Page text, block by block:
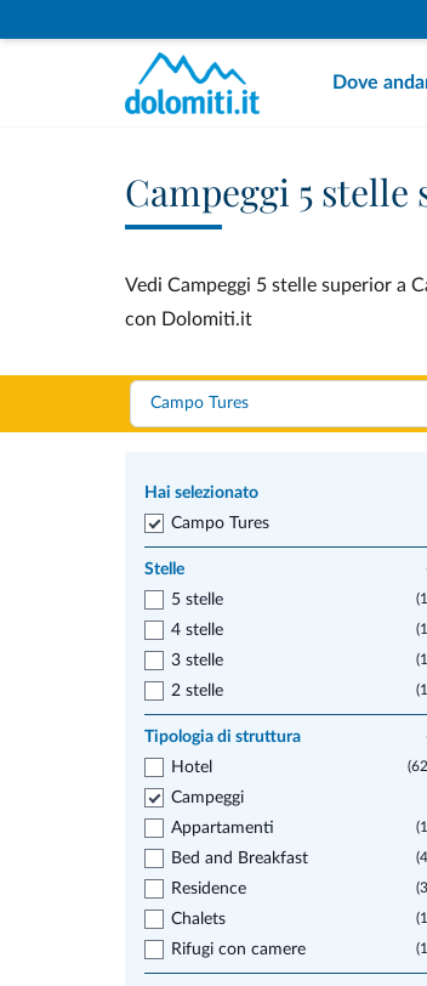
Dove
Campeggi 5 stelle
Vedi Campeggi 5 stelle superior a
con Dolomiti.it
Hai selezionato
Campo Tures
Stelle
5 stelle
4 stelle
3 stelle
2 stelle
Tipologia di struttura
Hotel
Campeggi
Appartamenti
Bed and Breakfast
Residence
Chalets
Rifugi con camere